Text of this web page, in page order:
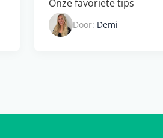
Onze favoriete tips
Door: Demi